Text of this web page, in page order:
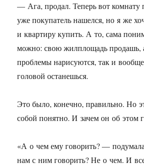
— Ага, продал. Теперь вот комнату
уже покупатель нашелся, но я же
и квартиру купить. А то, сама
можно: свою жилплощадь продашь,
проблемы нарисуются, так и
головой останешься.
Это было, конечно, правильно. Но
собой понятно. И зачем он об этом
«А о чем ему говорить? —
нам с ним говорить? Не о чем. И